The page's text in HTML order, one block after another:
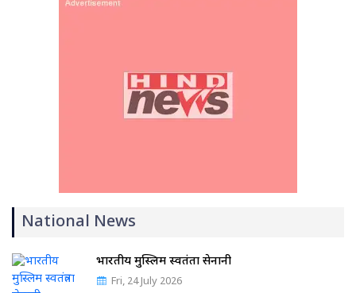
National News
भारतीय मुस्लिम स्वतंत्रता सेनानी
Fri, 24 July 2026